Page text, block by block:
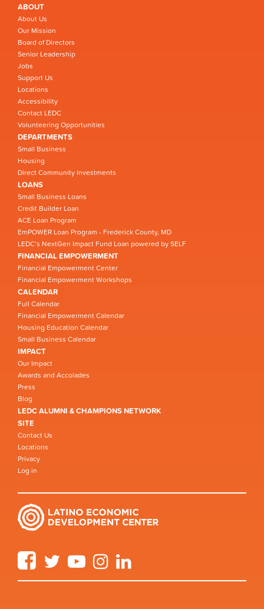
ABOUT
About Us
Our Mission
Board of Directors
Senior Leadership
Jobs
Support Us
Locations
Accessibility
Contact LEDC
Volunteering Opportunities
DEPARTMENTS
Small Business
Housing
Direct Community Investments
LOANS
Small Business Loans
Credit Builder Loan
ACE Loan Program
EmPOWER Loan Program - Frederick County, MD
LEDC’s NextGen Impact Fund Loan powered by SELF
FINANCIAL EMPOWERMENT
Financial Empowerment Center
Financial Empowerment Workshops
CALENDAR
Full Calendar
Financial Empowerment Calendar
Housing Education Calendar
Small Business Calendar
IMPACT
Our Impact
Awards and Accolades
Press
Blog
LEDC ALUMNI & CHAMPIONS NETWORK
SITE
Contact Us
Locations
Privacy
Log in
FacebookTwitter YouTube Instagram